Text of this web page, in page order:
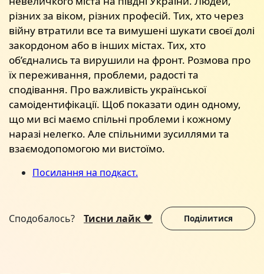
різних за віком, різних професій. Тих, хто через
війну втратили все та вимушені шукати своєї долі
закордоном або в інших містах. Тих, хто
об’єднались та вирушили на фронт. Розмова про
їх переживання, проблеми, радості та
сподівання. Про важливість української
самоідентифікації. Щоб показати один одному,
що ми всі маємо спільні проблеми і кожному
наразі нелегко. Але спільними зусиллями та
взаємодопомогою ми вистоїмо.
Посилання на подкаст.
Сподобалось? Тисни лайк Поділитися